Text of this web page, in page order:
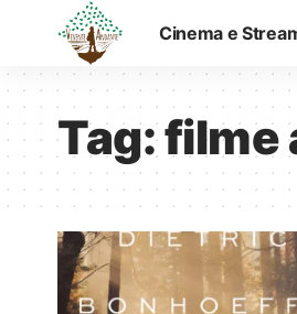
Cinema e
Tag:filme